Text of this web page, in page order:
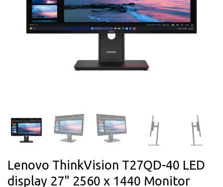
Lenovo ThinkVision T27QD-40 LED
display 27" 2560 x 1440 Monitor